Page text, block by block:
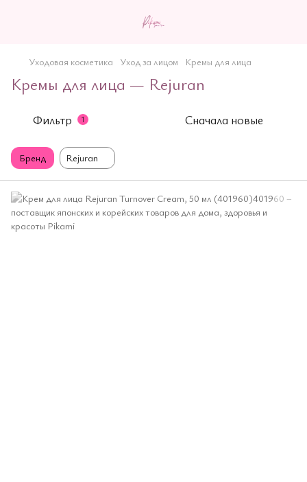
Уходовая косметика Уход за лицом Кремы для лица
Кремы для лица — Rejuran
Фильтр 1 Сначала новые
Бренд Rejuran